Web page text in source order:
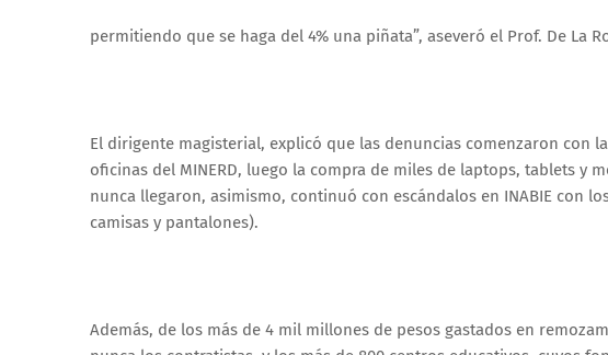
permitiendo que se haga del 4% una piñata”, aseveró el Prof. De La
El dirigente magisterial, explicó que las denuncias comenzaron con
oficinas del MINERD, luego la compra de miles de laptops, tablets y
nunca llegaron, asimismo, continuó con escándalos en INABIE con
camisas y pantalones).
Además, de los más de 4 mil millones de pesos gastados en